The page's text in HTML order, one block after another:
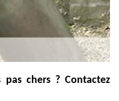
pas chers ? Contactez